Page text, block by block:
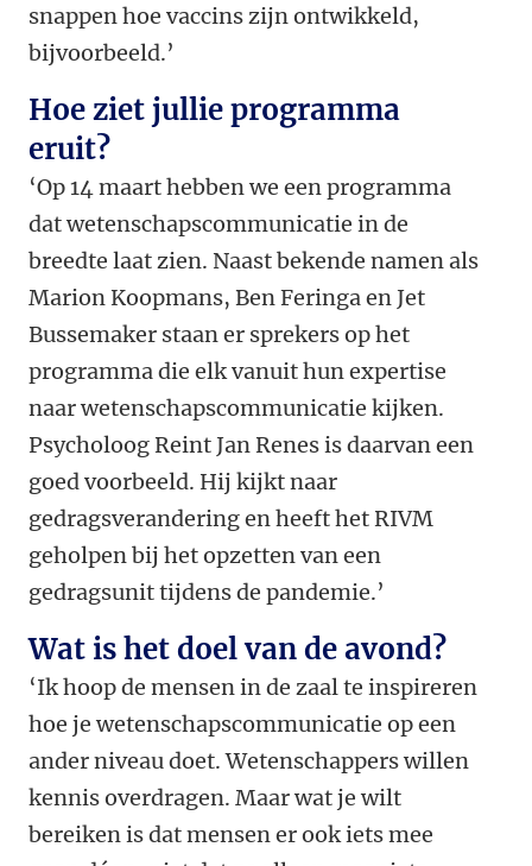
snappen hoe vaccins zijn ontwikkeld,
bijvoorbeeld.’
Hoe ziet jullie programma
eruit?
‘Op 14 maart hebben we een programma
dat wetenschapscommunicatie in de
breedte laat zien. Naast bekende namen als
Marion Koopmans, Ben Feringa en Jet
Bussemaker staan er sprekers op het
programma die elk vanuit hun expertise
naar wetenschapscommunicatie kijken.
Psycholoog Reint Jan Renes is daarvan een
goed voorbeeld. Hij kijkt naar
gedragsverandering en heeft het RIVM
geholpen bij het opzetten van een
gedragsunit tijdens de pandemie.’
Wat is het doel van de avond?
‘Ik hoop de mensen in de zaal te inspireren
hoe je wetenschapscommunicatie op een
ander niveau doet. Wetenschappers willen
kennis overdragen. Maar wat je wilt
bereiken is dat mensen er ook iets mee